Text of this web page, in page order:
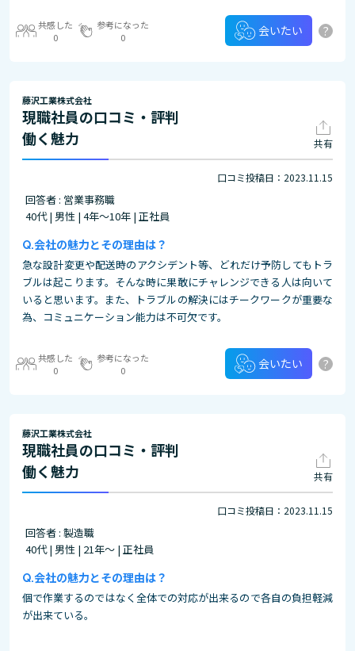
共感した
0
参考になった
0
会いたい ?
藤沢工業株式会社
現職社員の口コミ・評判
働く魅力
共有
口コミ投稿日：2023.11.15
回答者 : 営業事務職
40代 | 男性 | 4年～10年 | 正社員
会社の魅力とその理由は？
急な設計変更や配送時のアクシデント等、どれだけ予防してもトラ
ブルは起こります。そんな時に果敢にチャレンジできる人は向いて
いると思います。また、トラブルの解決にはチークワークが重要な
為、コミュニケーション能力は不可欠です。
共感した
0
参考になった
0
会いたい ?
藤沢工業株式会社
現職社員の口コミ・評判
働く魅力
共有
口コミ投稿日：2023.11.15
回答者 : 製造職
40代 | 男性 | 21年～ | 正社員
会社の魅力とその理由は？
個で作業するのではなく全体での対応が出来るので各自の負担軽減
が出来ている。